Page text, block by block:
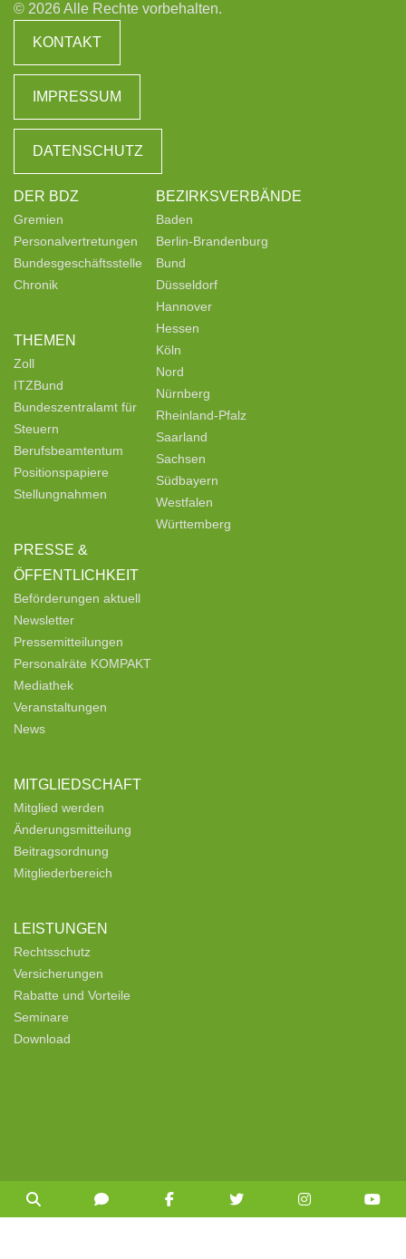
© 2026 Alle Rechte vorbehalten.
KONTAKT
IMPRESSUM
DATENSCHUTZ
DER BDZ
Gremien
Personalvertretungen
Bundesgeschäftsstelle
Chronik
THEMEN
Zoll
ITZBund
Bundeszentralamt für
Steuern
Berufsbeamtentum
Positionspapiere
Stellungnahmen
PRESSE &
ÖFFENTLICHKEIT
Beförderungen aktuell
Newsletter
Pressemitteilungen
Personalräte KOMPAKT
Mediathek
Veranstaltungen
News
MITGLIEDSCHAFT
Mitglied werden
Änderungsmitteilung
Beitragsordnung
Mitgliederbereich
LEISTUNGEN
Rechtsschutz
Versicherungen
Rabatte und Vorteile
Seminare
Download
BEZIRKSVERBÄNDE
Baden
Berlin-Brandenburg
Bund
Düsseldorf
Hannover
Hessen
Köln
Nord
Nürnberg
Rheinland-Pfalz
Saarland
Sachsen
Südbayern
Westfalen
Württemberg